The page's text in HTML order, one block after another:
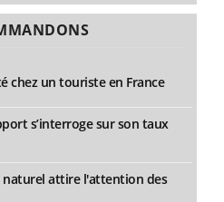
chez un touriste en France
s’interroge sur son taux
naturel attire l'attention des